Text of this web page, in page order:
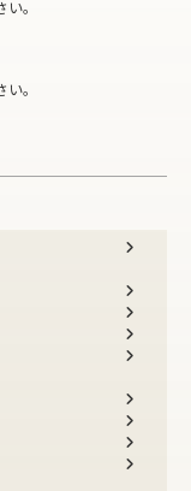
。
。